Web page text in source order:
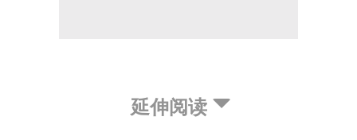
延伸阅读